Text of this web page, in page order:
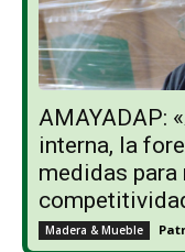
AMAYADAP:
interna, la
medidas
Madera & Mueble